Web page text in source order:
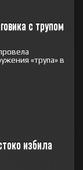
с трупом
«трупа» в
избила